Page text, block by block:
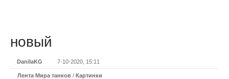
новый
DanilaKG 7-10-2020, 15:11
Лента Мира танков / Картинки